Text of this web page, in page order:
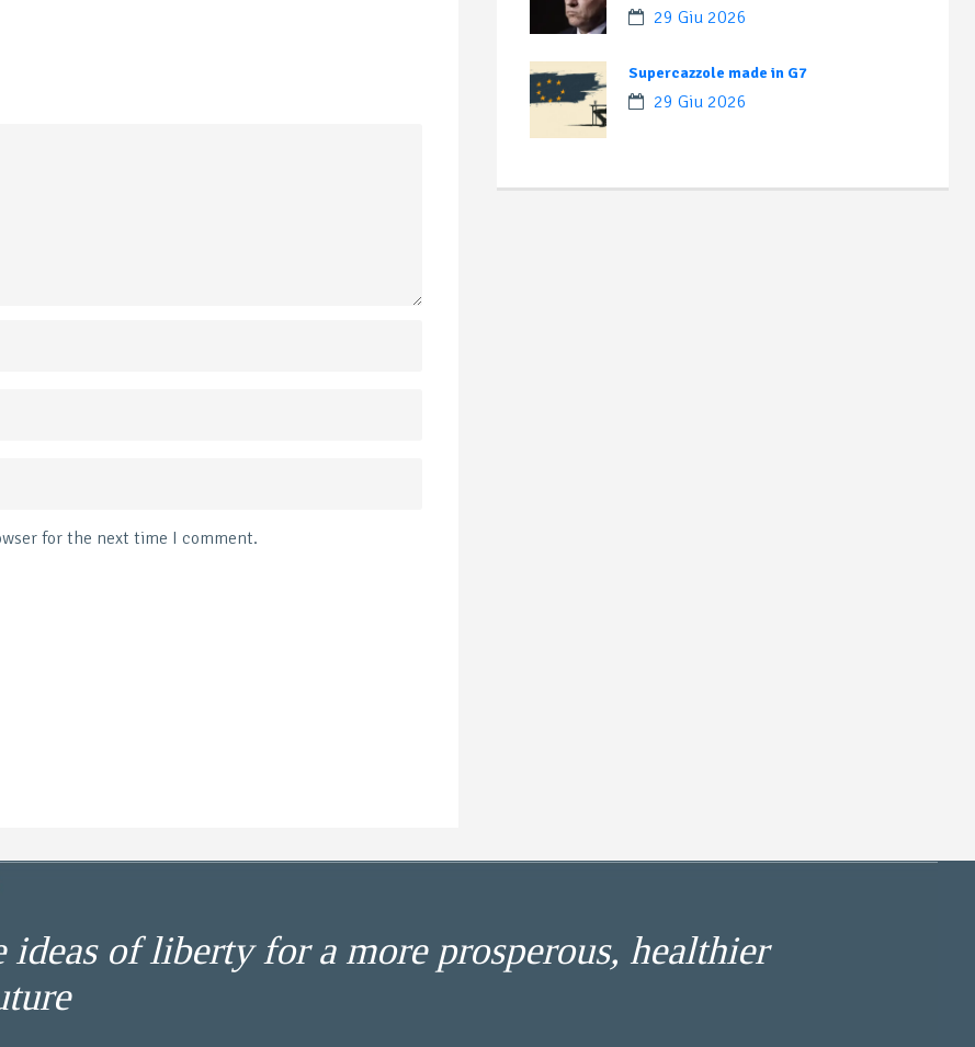
for the next time I comment.
29 Giu 2026
Supercazzole made in G7
29 Giu 2026
ideas of liberty for a more prosperous, healthier